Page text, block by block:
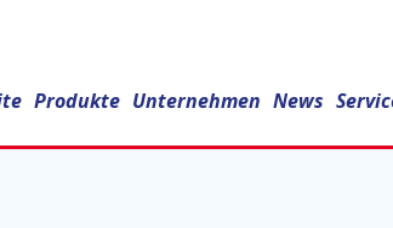
Produkte Unternehmen News